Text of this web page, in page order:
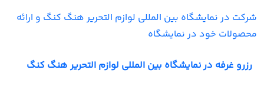
شرکت در نمایشگاه بین المللی لوازم التحریر هنگ کنگ و ارائه
محصولات خود در نمایشگاه
رزرو غرفه در نمایشگاه بین المللی لوازم التحریر هنگ کنگ